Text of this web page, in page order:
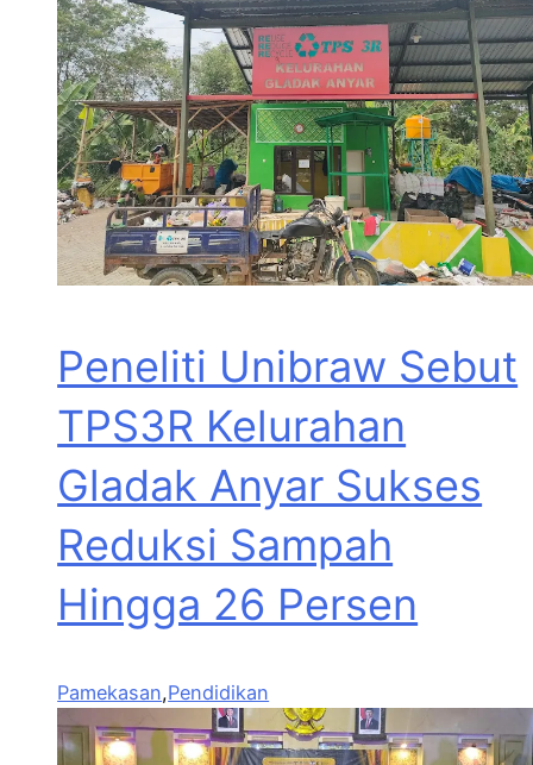
Peneliti Unibraw Sebut
TPS3R Kelurahan
Gladak Anyar Sukses
Reduksi Sampah
Hingga 26 Persen
Pamekasan,Pendidikan